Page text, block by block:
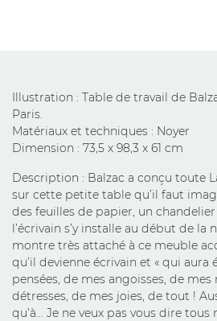
Illustration : Table de travail de
Paris.
Matériaux et techniques : Noyer
Dimension : 73,5 x 98,3 x 61 cm
Description : Balzac a conçu toute
sur cette petite table qu’il faut
des feuilles de papier, un
l’écrivain s’y installe au début de la
montre très attaché à ce meuble
qu’il devienne écrivain et « qui
pensées, de mes angoisses, de mes
détresses, de mes joies, de tout !
qu’à… Je ne veux pas vous dire tous